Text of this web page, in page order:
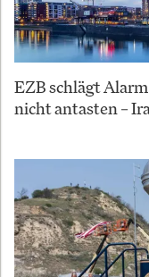
EZB schlägt
nicht antasten –